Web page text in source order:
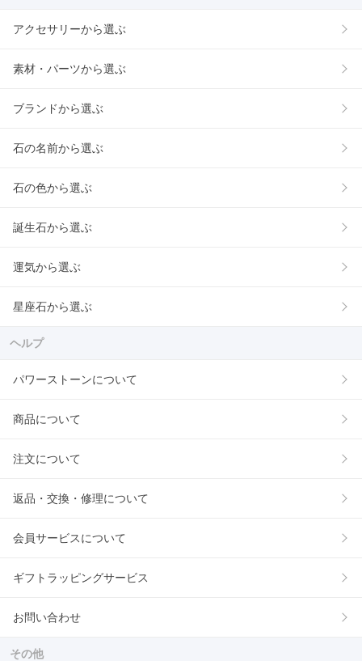
アクセサリーから選ぶ
素材・パーツから選ぶ
ブランドから選ぶ
石の名前から選ぶ
石の色から選ぶ
誕生石から選ぶ
運気から選ぶ
星座石から選ぶ
ヘルプ
パワーストーンについて
商品について
注文について
返品・交換・修理について
会員サービスについて
ギフトラッピングサービス
お問い合わせ
その他